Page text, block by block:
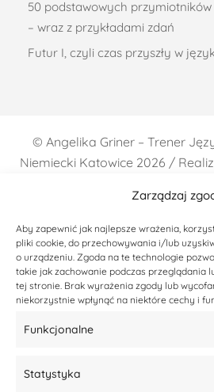
Zarządzaj
Aby zapewnić jak najlepsze wrażenia,
pliki cookie, do przechowywania i/lub
o urządzeniu. Zgoda na te technologie
takie jak zachowanie podczas przeglądania
tej stronie. Brak wyrażenia zgody lub
niekorzystnie wpłynąć na niektóre cechy i
Funkcjonalne
Statystyka
50 podstawowych
– wraz z przykładami zdań
Futur I, czyli czas przyszły w
© Angelika Griner – Trener
Niemiecki Katowice2026 /